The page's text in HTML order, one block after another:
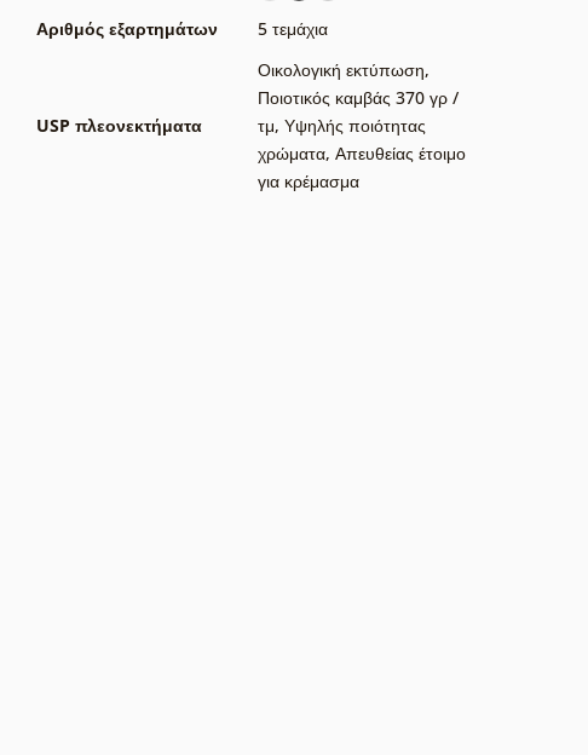
Αριθμός εξαρτημάτων
5 τεμάχια
USP πλεονεκτήματα
Οικολογική εκτύπωση,
Ποιοτικός καμβάς 370 γρ /
τμ, Υψηλής ποιότητας
χρώματα, Απευθείας έτοιμο
για κρέμασμα